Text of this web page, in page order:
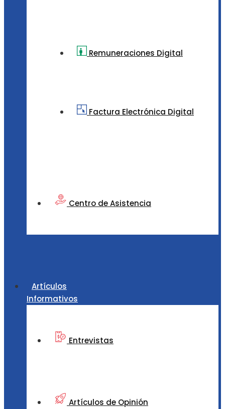
Remuneraciones Digital
Factura Electrónica Digital
Centro de Asistencia
Artículos
Informativos
Entrevistas
Artículos de Opinión